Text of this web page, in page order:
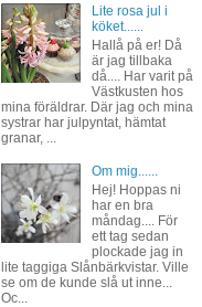
Lite rosa jul i
köket......
Hallå på er! Då
är jag tillbaka
då.... Har varit på
Västkusten hos
mina föräldrar. Där jag och mina
systrar har julpyntat, hämtat
granar, ...
Om mig......
Hej! Hoppas ni
har en bra
måndag.... För
ett tag sedan
plockade jag in
lite taggiga Slånbärkvistar. Ville
se om de kunde slå ut inne...
Oc...